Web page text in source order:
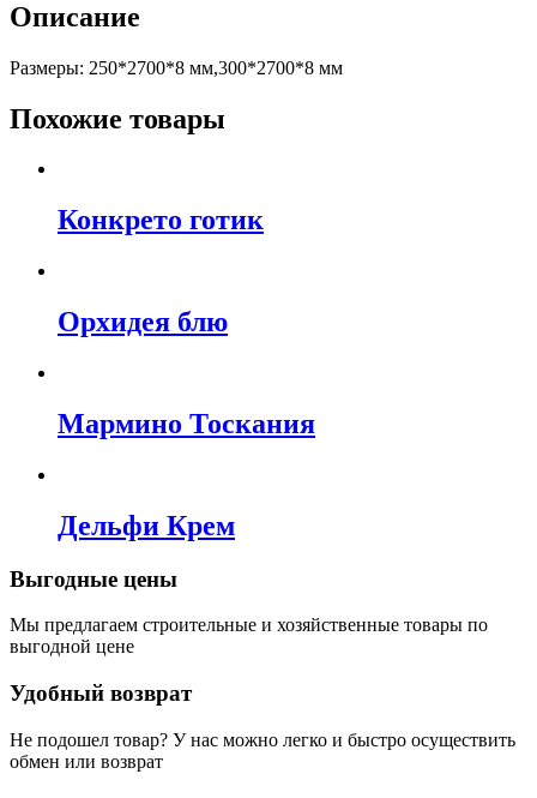
Описание
Размеры: 250*2700*8 мм,300*2700*8 мм
Похожие товары
Конкрето готик
Орхидея блю
Мармино Тоскания
Дельфи Крем
Выгодные цены
Мы предлагаем строительные и хозяйственные товары по
выгодной цене
Удобный возврат
Не подошел товар? У нас можно легко и быстро осуществить
обмен или возврат